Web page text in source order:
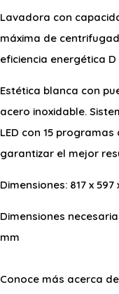
Lavadora con
máxima de
eficiencia energética
Estética blanca con
acero inoxidable.
LED con 15
garantizar el mejor
Dimensiones: 817 x 597
Dimensiones
mm
Conoce más acerca